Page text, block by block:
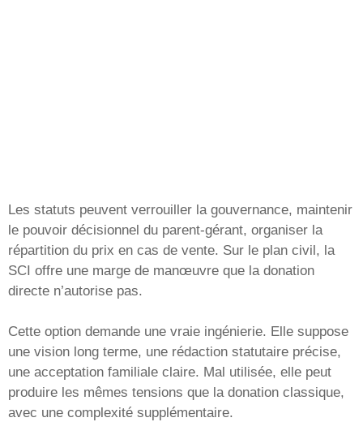
Les statuts peuvent verrouiller la gouvernance, maintenir
le pouvoir décisionnel du parent-gérant, organiser la
répartition du prix en cas de vente. Sur le plan civil, la
SCI offre une marge de manœuvre que la donation
directe n’autorise pas.
Cette option demande une vraie ingénierie. Elle suppose
une vision long terme, une rédaction statutaire précise,
une acceptation familiale claire. Mal utilisée, elle peut
produire les mêmes tensions que la donation classique,
avec une complexité supplémentaire.